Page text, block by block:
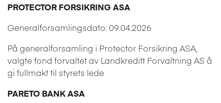
PROTECTOR FORSIKRING ASA
Generalforsamlingsdato: 09.04.2026
På generalforsamling i Protector Forsikring ASA,
valgte fond forvaltet av Landkreditt Forvaltning AS å
gi fullmakt til styrets lede
PARETO BANK ASA